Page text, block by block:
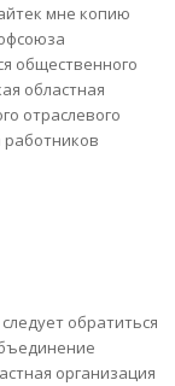
мне копию
общественного
областная
отраслевого
работников
обратиться
организация